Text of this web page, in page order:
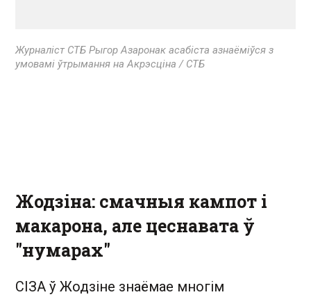
Журналіст СТБ Рыгор Азаронак асабіста азнаёміўся з
умовамі ўтрымання на Акрэсціна / СТБ
Жодзіна: смачныя кампот і
макарона, але цеснавата ў
"нумарах"
СІЗА ў Жодзіне знаёмае многім